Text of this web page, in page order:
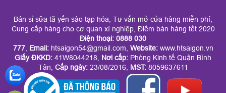
chi phí mong muốn
mà vẫn đảm bảo tính
sang trọng, đồng bộ
và ý nghĩa. Dịch vụ
tận nơi. Tại đây, quý
khách dễ dàng chọn
được giỏ quà sang
trọng, ý nghĩa mà
Bán sỉ sữa tã yến sào tạp hóa, Tư vấn mở cửa hàng miễn phí,
Cung cấp hàng cho cơ quan xí nghiệp, Điểm bán hàng tết 2020
Điện thoại: 0888 030
777, Email:htsaigon54@gmail.com, Website:www.htsaigon.vn
Giấy ĐKKD: 41W8044218, Nơi cấp: Phòng Kinh tế Quận Bình
Tân, Cấp ngày:23/08/2016, MST:8059637611